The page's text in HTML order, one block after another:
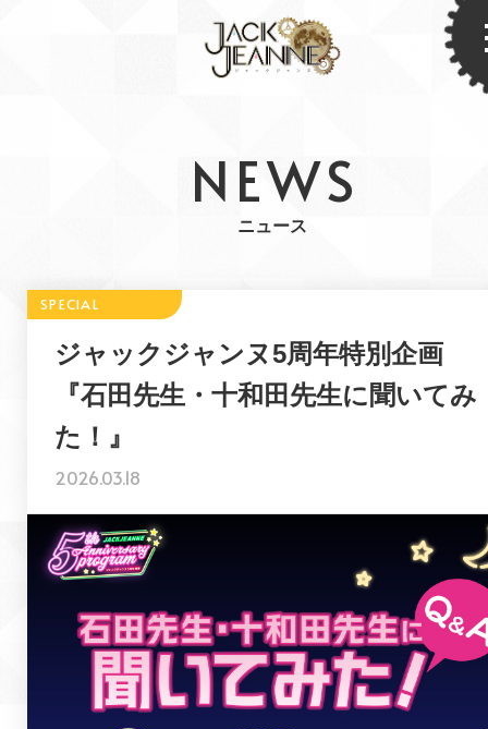
NEWS
ニュース
ジャックジャンヌ5周年特別企画
『石田先生・十和田先生に聞いてみ
た！』
2026.03.18